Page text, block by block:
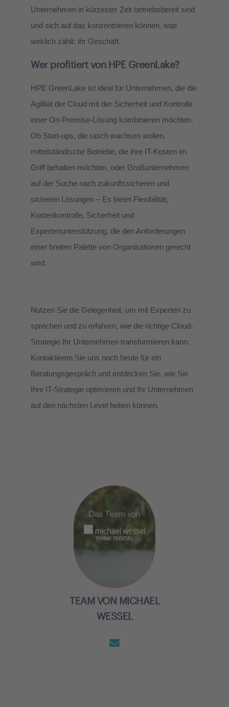
Unternehmen in kürzester Zeit betriebsbereit sind
und sich auf das konzentrieren können, was
wirklich zählt: ihr Geschäft.
Wer profitiert von HPE GreenLake?
HPE GreenLake ist ideal für Unternehmen, die die
Agilität der Cloud mit der Sicherheit und Kontrolle
einer On-Premise-Lösung kombinieren möchten.
Ob Start-ups, die rasch wachsen wollen,
mittelständische Betriebe, die ihre IT-Kosten im
Griff behalten möchten, oder Großunternehmen
auf der Suche nach zukunftssicheren und
sicheren Lösungen – Es bietet Flexibilität,
Kostenkontrolle, Sicherheit und
Expertenunterstützung, die den Anforderungen
einer breiten Palette von Organisationen gerecht
wird.
Nutzen Sie die Gelegenheit, um mit Experten zu
sprechen und zu erfahren, wie die richtige Cloud-
Strategie Ihr Unternehmen transformieren kann.
Kontaktieren Sie uns noch heute für ein
Beratungsgespräch und entdecken Sie, wie Sie
Ihre IT-Strategie optimieren und Ihr Unternehmen
auf den nächsten Level heben können.
TEAM VON MICHAEL
WESSEL